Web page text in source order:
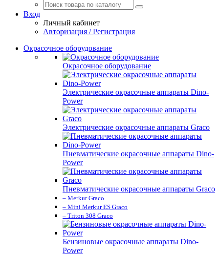
Вход
Личный кабинет
Авторизация / Регистрация
Окрасочное оборудование
Окрасочное оборудование
Электрические окрасочные аппараты Dino-
Power
Электрические окрасочные аппараты Graco
Пневматические окрасочные аппараты Dino-
Power
Пневматические окрасочные аппараты Graco
– Merkur Graco
– Mini Merkur ES Graco
– Triton 308 Graco
Бензиновые окрасочные аппараты Dino-
Power